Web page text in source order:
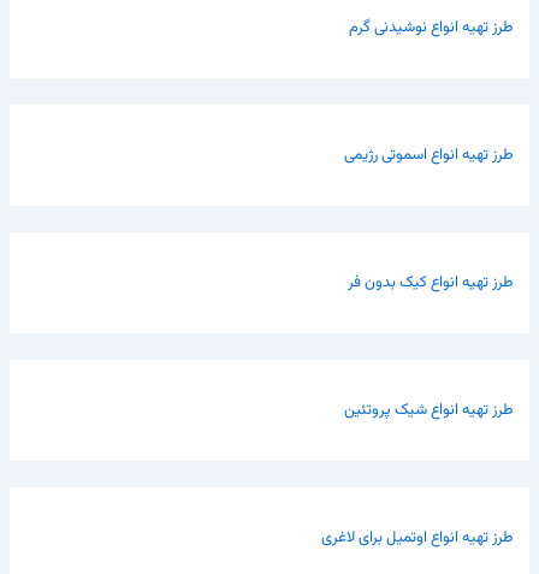
طرز تهیه انواع نوشیدنی گرم
طرز تهیه انواع اسموتی رژیمی
طرز تهیه انواع کیک بدون فر
طرز تهیه انواع شیک پروتئین
طرز تهیه انواع اوتمیل برای لاغری